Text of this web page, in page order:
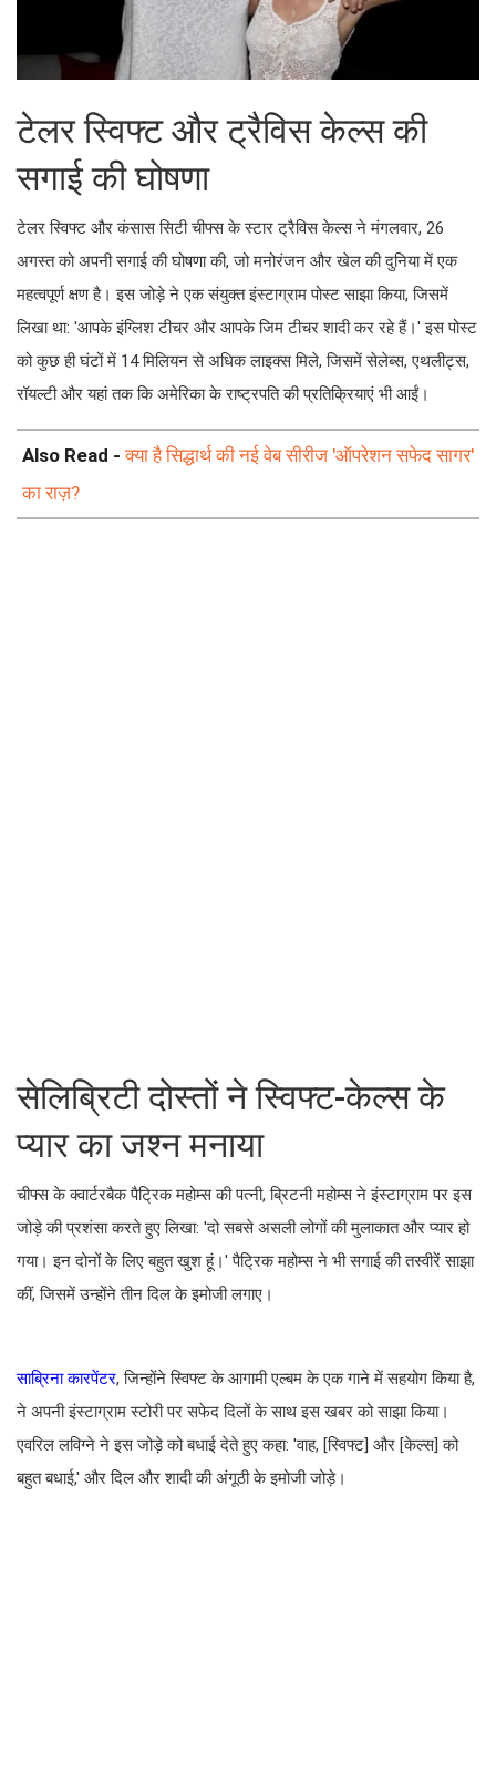
टेलर स्विफ्ट और ट्रैविस केल्स की
सगाई की घोषणा
टेलर स्विफ्ट और कंसास सिटी चीफ्स के स्टार ट्रैविस केल्स ने मंगलवार, 26
अगस्त को अपनी सगाई की घोषणा की, जो मनोरंजन और खेल की दुनिया में एक
महत्वपूर्ण क्षण है। इस जोड़े ने एक संयुक्त इंस्टाग्राम पोस्ट साझा किया, जिसमें
लिखा था: 'आपके इंग्लिश टीचर और आपके जिम टीचर शादी कर रहे हैं।' इस पोस्ट
को कुछ ही घंटों में 14 मिलियन से अधिक लाइक्स मिले, जिसमें सेलेब्स, एथलीट्स,
रॉयल्टी और यहां तक कि अमेरिका के राष्ट्रपति की प्रतिक्रियाएं भी आईं।
Also Read -क्या है सिद्धार्थ की नई वेब सीरीज 'ऑपरेशन सफेद सागर'
का राज़?
सेलिब्रिटी दोस्तों ने स्विफ्ट-केल्स के
प्यार का जश्न मनाया
चीफ्स के क्वार्टरबैक पैट्रिक महोम्स की पत्नी, ब्रिटनी महोम्स ने इंस्टाग्राम पर इस
जोड़े की प्रशंसा करते हुए लिखा: 'दो सबसे असली लोगों की मुलाकात और प्यार हो
गया। इन दोनों के लिए बहुत खुश हूं।' पैट्रिक महोम्स ने भी सगाई की तस्वीरें साझा
कीं, जिसमें उन्होंने तीन दिल के इमोजी लगाए।
साब्रिना कारपेंटर, जिन्होंने स्विफ्ट के आगामी एल्बम के एक गाने में सहयोग किया है,
ने अपनी इंस्टाग्राम स्टोरी पर सफेद दिलों के साथ इस खबर को साझा किया।
एवरिल लविग्ने ने इस जोड़े को बधाई देते हुए कहा: 'वाह, [स्विफ्ट] और [केल्स] को
बहुत बधाई,' और दिल और शादी की अंगूठी के इमोजी जोड़े।